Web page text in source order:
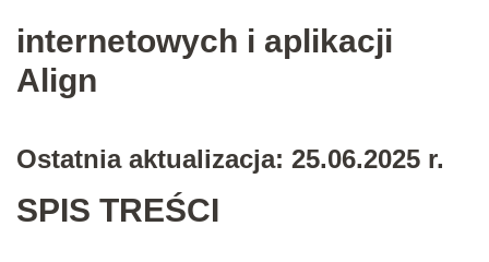
internetowych i aplikacji
Align
Ostatnia aktualizacja: 25.06.2025 r.
SPIS TREŚCI